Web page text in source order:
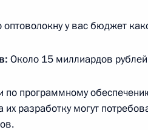
разговор с Генеральным
года, 00:05
оптоволокну у вас бюджет
Около 15 миллиардов
программному
их разработку могут